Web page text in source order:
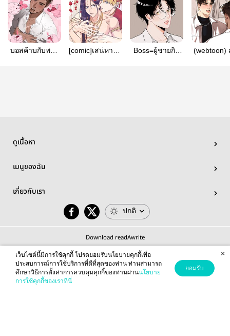
บอสค้าบกับพวก
[comic]เสน่หาชา
Boss=ผู้ชายกิน
(webtoon)
ดูเนื้อหา
เมนูของฉัน
เกี่ยวกับเรา
ปกติ
Download readAwrite
© 2026 readAwrite.com by MEB Corporation Public Company Limited
This site is protected by reCAPTCHA and the Google
เว็บไซต์นี้มีการใช้คุกกี้ โปรดยอมรับนโยบายคุกกี้เพื่อ
ประสบการณ์การใช้บริการที่ดีที่สุดของท่าน ท่านสามารถ
ศึกษาวิธีการตั้งค่าการควบคุมคุกกี้ของท่านผ่านนโยบาย
การใช้คุกกี้ของเราที่นี่
ยอมรับ
×